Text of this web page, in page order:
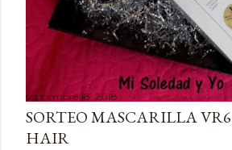
septiembre 18, 2018
SORTEO MASCARILLA
HAIR